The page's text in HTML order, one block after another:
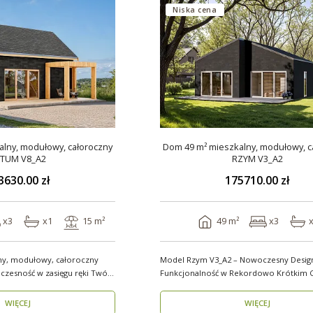
modułowy, całoroczny
V8_A2
zł
x3 x1 15 m²
modułowy, całoroczny
w zasięgu ręki Twój
WIĘCEJ
Niska cena
Dom 49 m² mieszkalny, modułowy,
RZYM V3_A2
175710.00 zł
49 m² x3
Model Rzym V3_A2 – Nowoczesny
Funkcjonalność w Rekordowo Krótkim
WIĘCEJ